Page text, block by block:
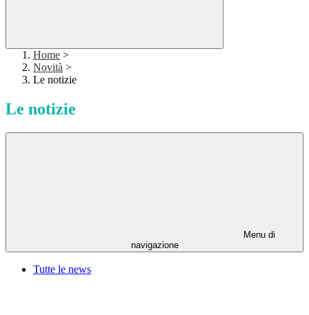
Home >
Novità >
Le notizie
Le notizie
Menu di
navigazione
Tutte le news